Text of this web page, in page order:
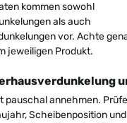
kommen sowohl
als auch
vor. Achte
jeweiligen Produkt.
pauschal annehmen.
Scheibenposition und